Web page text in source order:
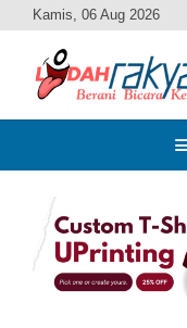
Kamis, 06 Aug 2026